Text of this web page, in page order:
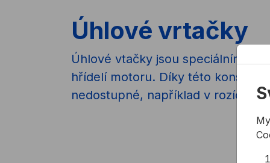
Úhlové vrtačky
Úhlové vtačky jsou speciálním
hřídelí motoru. Díky této
nedostupné, například v rozích,